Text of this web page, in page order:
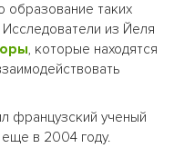
образование таких
из Йеля
, которые находятся
французский ученый
в 2004 году.